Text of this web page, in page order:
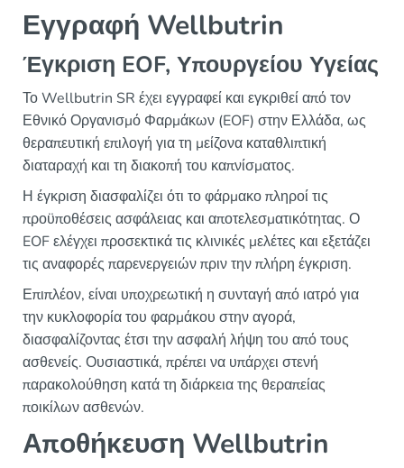
Εγγραφή Wellbutrin
Έγκριση EOF, Υπουργείου Υγείας
Το Wellbutrin SR έχει εγγραφεί και εγκριθεί από τον
Εθνικό Οργανισμό Φαρμάκων (EOF) στην Ελλάδα, ως
θεραπευτική επιλογή για τη μείζονα καταθλιπτική
διαταραχή και τη διακοπή του καπνίσματος.
Η έγκριση διασφαλίζει ότι το φάρμακο πληροί τις
προϋποθέσεις ασφάλειας και αποτελεσματικότητας. Ο
EOF ελέγχει προσεκτικά τις κλινικές μελέτες και εξετάζει
τις αναφορές παρενεργειών πριν την πλήρη έγκριση.
Επιπλέον, είναι υποχρεωτική η συνταγή από ιατρό για
την κυκλοφορία του φαρμάκου στην αγορά,
διασφαλίζοντας έτσι την ασφαλή λήψη του από τους
ασθενείς. Ουσιαστικά, πρέπει να υπάρχει στενή
παρακολούθηση κατά τη διάρκεια της θεραπείας
ποικίλων ασθενών.
Αποθήκευση Wellbutrin